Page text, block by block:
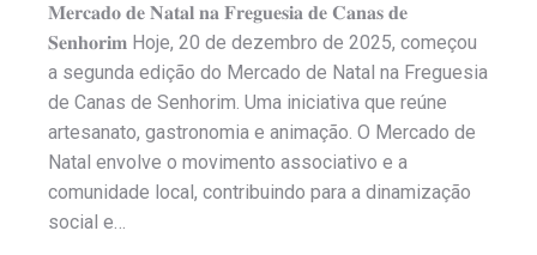
𝐌𝐞𝐫𝐜𝐚𝐝𝐨 𝐝𝐞 𝐍𝐚𝐭𝐚𝐥 𝐧𝐚 𝐅𝐫𝐞𝐠𝐮𝐞𝐬𝐢𝐚 𝐝𝐞 𝐂𝐚𝐧𝐚𝐬 𝐝𝐞
𝐒𝐞𝐧𝐡𝐨𝐫𝐢𝐦 Hoje, 20 de dezembro de 2025, começou
a segunda edição do Mercado de Natal na Freguesia
de Canas de Senhorim. Uma iniciativa que reúne
artesanato, gastronomia e animação. O Mercado de
Natal envolve o movimento associativo e a
comunidade local, contribuindo para a dinamização
social e…